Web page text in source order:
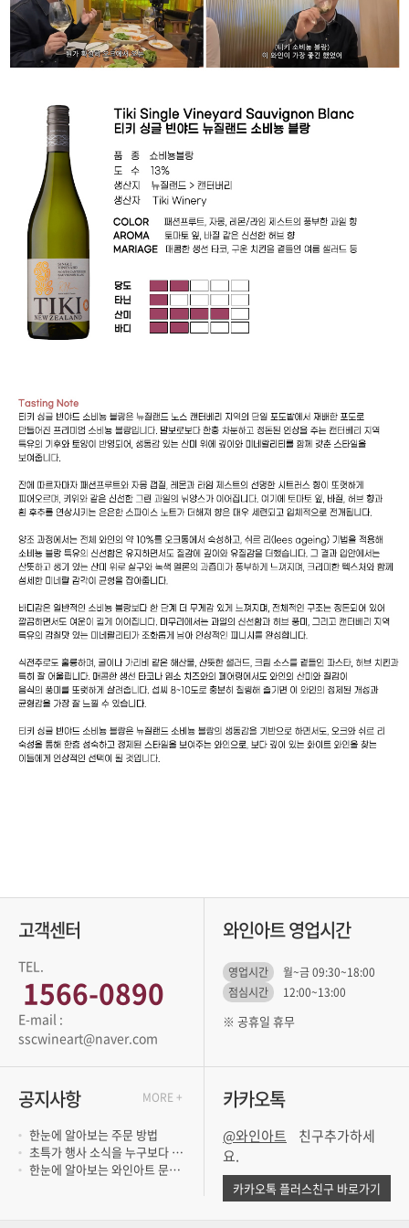
고객센터
TEL.
1566-0890
sscwineart@naver.com
와인아트 영업시간
영업시간
월~금 09:30~18:00
점심시간
12:00~13:00
※ 공휴일 휴무
공지사항
한눈에 알아보는 주문 방법
초특가 행사 소식을 누구보다 빨리 듣고 싶..
한눈에 알아보는 와인아트 문의 방법
MORE + 카카오톡
@와인아트
요.
카카오톡 플러스친구 바로가기